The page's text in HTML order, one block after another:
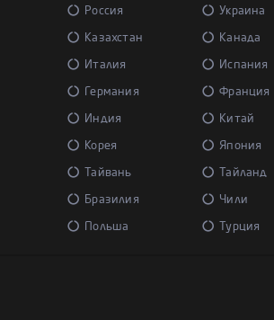
Россия Украина
Казахстан Канада
Италия Испания
Германия Франция
Индия Китай
Корея Япония
Тайвань Тайланд
Бразилия Чили
Польша Турция